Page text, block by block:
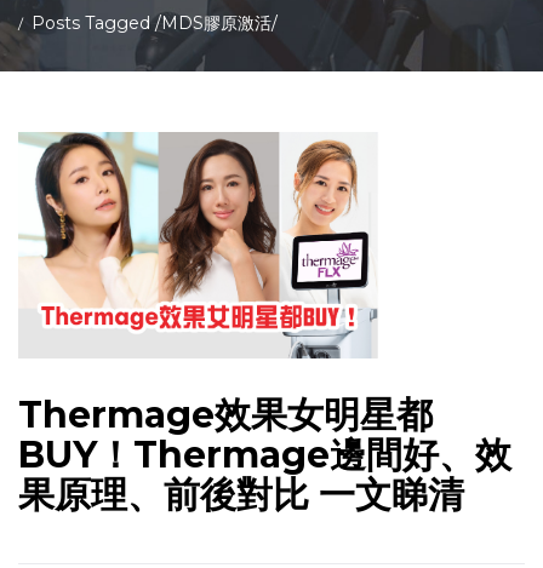
Posts Tagged/MDS膠原激活/
Thermage效果女明星都
BUY！Thermage邊間好、效
果原理、前後對比 一文睇清